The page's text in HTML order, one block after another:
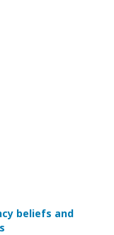
beliefs and